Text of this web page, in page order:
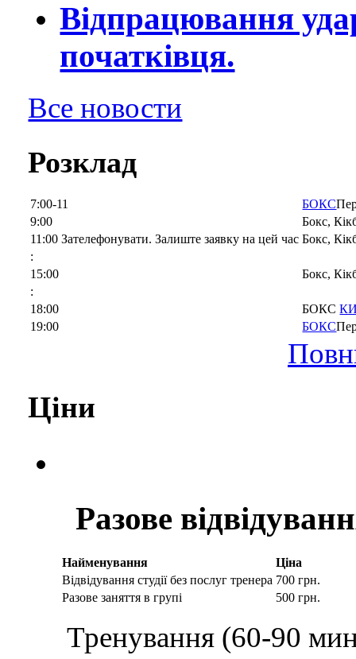
Відпрацювання
початківця.
Все новости
Розклад
7:00-11 БОКС
9:00
Бокс,
11:00 Зателефонувати. Залиште заявку на цей час Бокс,
:
15:00
Бокс,
:
18:00
БОКС
19:00
БОКС
Ціни
Разове
Найменування
Ціна
Відвідування студії без послуг тренера 700 грн.
Разове заняття в групі
500 грн.
Тренування (60-90